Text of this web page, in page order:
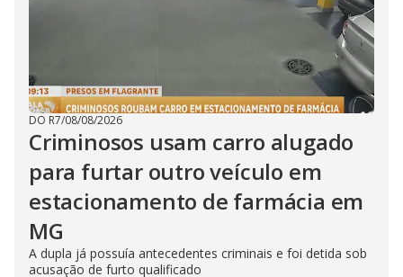
DO R7/08/08/2026
Criminosos usam carro alugado
para furtar outro veículo em
estacionamento de farmácia em
MG
A dupla já possuía antecedentes criminais e foi detida sob
acusação de furto qualificado